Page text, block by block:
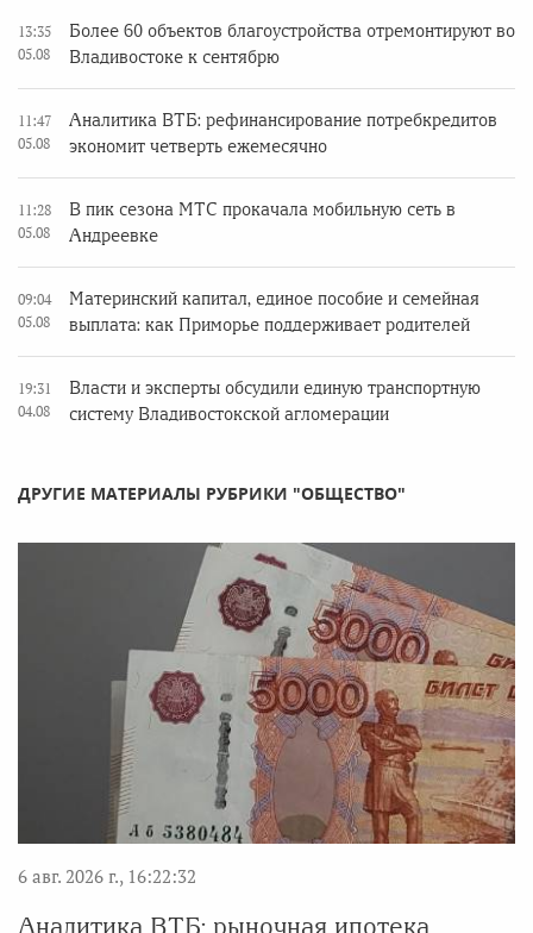
13:35
05.08
Более 60 объектов благоустройства отремонтируют во
Владивостоке к сентябрю
11:47
05.08
Аналитика ВТБ: рефинансирование потребкредитов
экономит четверть ежемесячно
11:28
05.08
В пик сезона МТС прокачала мобильную сеть в
Андреевке
09:04
05.08
Материнский капитал, единое пособие и семейная
выплата: как Приморье поддерживает родителей
19:31
04.08
Власти и эксперты обсудили единую транспортную
систему Владивостокской агломерации
ДРУГИЕ МАТЕРИАЛЫ РУБРИКИ "ОБЩЕСТВО"
6 авг. 2026 г., 16:22:32
Аналитика ВТБ: рыночная ипотека